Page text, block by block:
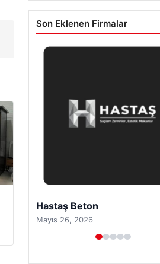
Son Eklenen Firmalar
Prenses Night Club
Nisan 29, 2026